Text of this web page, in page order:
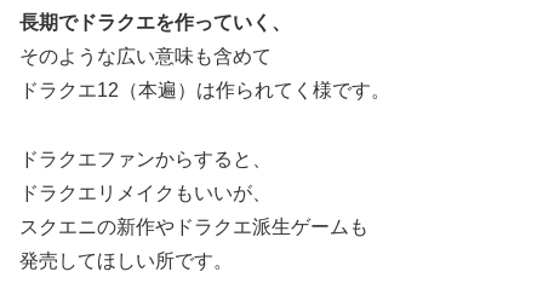
長期でドラクエを作っていく、
そのような広い意味も含めて
ドラクエ12（本遍）は作られてく様です。
ドラクエファンからすると、
ドラクエリメイクもいいが、
スクエニの新作やドラクエ派生ゲームも
発売してほしい所です。